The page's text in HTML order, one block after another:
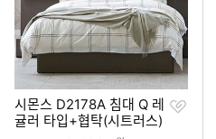
시몬스 D2178A 침대 Q 레
귤러 타입+협탁(시트러스)
찜